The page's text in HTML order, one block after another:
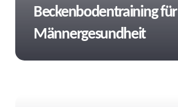
Beckenbodentraining für
Männergesundheit